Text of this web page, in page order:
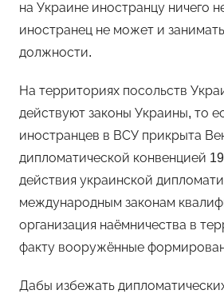
на Украине иностранцу ничего
иностранец не может и
должности.
На территориях посольств
действуют законы Украины, то
иностранцев в ВСУ прикрыта
дипломатической конвенцией
действия украинской
международным законам
организация наёмничества в
факту вооружённые
Дабы избежать